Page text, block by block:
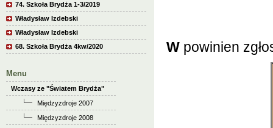
74. Szkoła Brydża 1-3/2019
Władysław Izdebski
Władysław Izdebski
68. Szkoła Brydża 4kw/2020
Menu
Wczasy ze "Światem Brydża"
Międzyzdroje 2007
Międzyzdroje 2008
W powinien